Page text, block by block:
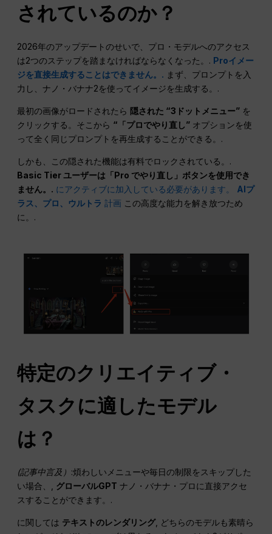
されているのか？
2026年のアップデートのせいで、プロ・モデルへのアクセス
は2つのステップを踏まなければならなくなった。. Proイメー
ジを直接生成することはできません。. まず、プロンプトを入
力し、ナノ・バナナ2を使ってイメージを生成する。.
最初の画像がロードされたら 隠された “3ドットメニュー” を
クリックする。そこから “「プロでやり直し” オプションを使
って全く同じプロンプトを再生成することができる。.
しかも、この隠された機能は有料でロックされている。.
Basic Tier ユーザーは「Pro でやり直し」ボタンを使用でき
ません。. にアクティブに加入している必要があります。 AIプ
ラス、プロ、ウルトラ 計画 この高度な能力を解き放つため
に。.
特定のクリエイティブ・
タスクに適したモデル
は？
(記事中言及） :煩わしいメニューや毎日の制限をスキップした
い場合、, グローバルGPT ナノ・バナナ・プロに直接アクセ
スすることができます。.
に関しては テキストのレンダリング, どちらのモデルも素晴ら